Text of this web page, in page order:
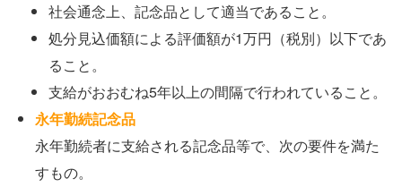
社会通念上、記念品として適当であること。
処分見込価額による評価額が1万円（税別）以下であ
ること。
支給がおおむね5年以上の間隔で行われていること。
永年勤続記念品
永年勤続者に支給される記念品等で、次の要件を満た
すもの。